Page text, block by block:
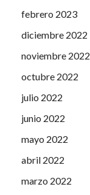
febrero 2023
diciembre 2022
noviembre 2022
octubre 2022
julio 2022
junio 2022
mayo 2022
abril 2022
marzo 2022